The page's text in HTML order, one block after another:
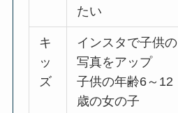
たい
キ
ッ
ズ
インスタで子供の
写真をアップ
子供の年齢6～12
歳の女の子